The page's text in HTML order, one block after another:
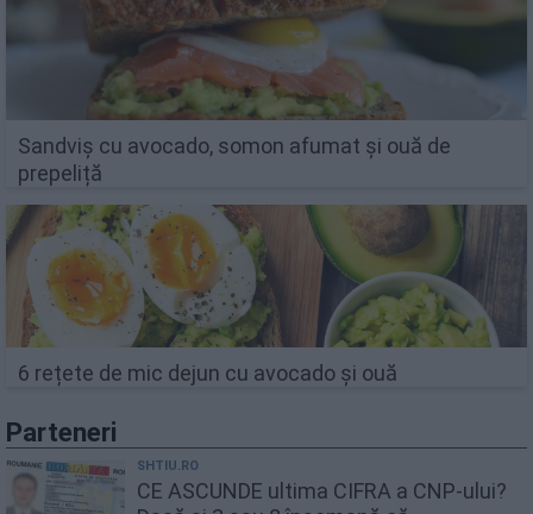
Sandviș cu avocado, somon afumat și ouă de
prepeliță
6 rețete de mic dejun cu avocado și ouă
Parteneri
SHTIU.RO
CE ASCUNDE ultima CIFRA a CNP-ului?